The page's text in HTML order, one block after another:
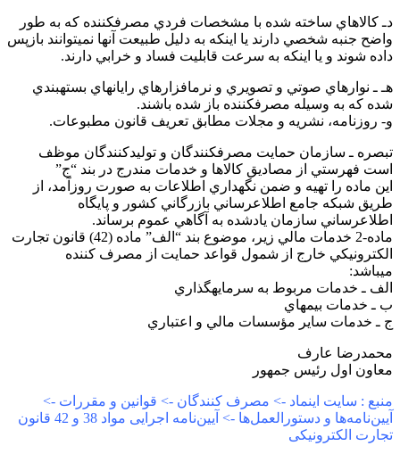
كالاهاي ساخته شده با مشخصات فردي مصرفكننده كه به طور
جنبه شخصي دارند يا اينكه به دليل طبيعت آنها نميتوانند بازپس
شوند و يا اينكه به سرعت قابليت فساد و خرابي دارند.
ـ نوارهاي صوتي و تصويري و نرمافزارهاي رايانهاي بستهبندي
كه به وسيله مصرفكننده باز شده باشند.
روزنامه، نشريه و مجلات مطابق تعريف قانون مطبوعات.
ـ سازمان حمايت مصرفكنندگان و توليدكنندگان موظف
فهرستي از مصاديق كالاها و خدمات مندرج در بند “ج”
ماده را تهيه و ضمن نگهداري اطلاعات به صورت روزآمد، از
شبكه جامع اطلاعرساني بازرگاني كشور و پايگاه
سازمان يادشده به آگاهي عموم برساند.
ماده-2 خدمات مالي زير، موضوع بند “الف” ماده (42) قانون تجارت
خارج از شمول قواعد حمايت از مصرف كننده
ـ خدمات مربوط به سرمايهگذاري
ـ خدمات بيمهاي
ـ خدمات ساير مؤسسات مالي و اعتباري
عارف
اول رئيس جمهور
: سایت اینماد -> مصرف کنندگان -> قوانین و مقررات ->
آیین‌نامه‌ها و دستورالعمل‌ها -> آیین‌نامه اجرایی مواد 38 و 42 قانون
الکترونیکی